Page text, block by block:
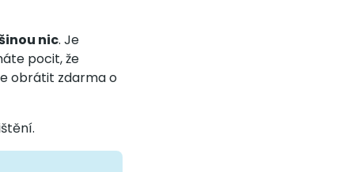
nic. Je
pocit, že
obrátit zdarma o